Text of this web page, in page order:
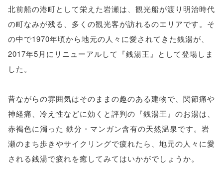
北前船の港町として栄えた岩瀬は、観光船が渡り明治時代
の町なみが残る、多くの観光客が訪れるのエリアです。そ
の中で1970年頃から地元の人々に愛されてきた銭湯が、
2017年5月にリニューアルして『銭湯王』として登場しま
した。
昔ながらの雰囲気はそのままの趣のある建物で、関節痛や
神経痛、冷え性などに効くと評判の『銭湯王』のお湯は、
赤褐色に濁った 鉄分・マンガン含有の天然温泉です。岩
瀬のまち歩きやサイクリングで疲れたら、地元の人々に愛
される銭湯で疲れを癒してみてはいかがでしょうか。